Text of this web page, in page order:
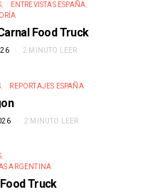
ENTREVISTAS ESPAÑA
Food Truck
2 MINUTO LEER
REPORTAJES ESPAÑA
2 MINUTO LEER
ARGENTINA
Truck